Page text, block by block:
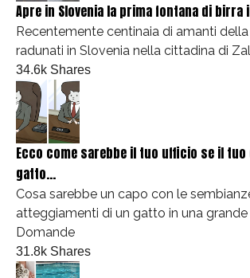
Apre in Slovenia la prima fontana di birra
Recentemente centinaia di amanti
radunati in Slovenia nella cittadina di
34.6k Shares
Ecco come sarebbe il tuo ufficio se il
gatto...
Cosa sarebbe un capo con le
atteggiamenti di un gatto in una grande
Domande
31.8k Shares